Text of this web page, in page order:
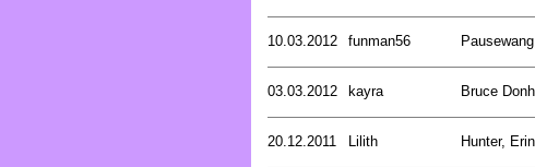
10.03.2012 funman56
03.03.2012 kayra Bruce
20.12.2011 Lilith Hunter, Erin